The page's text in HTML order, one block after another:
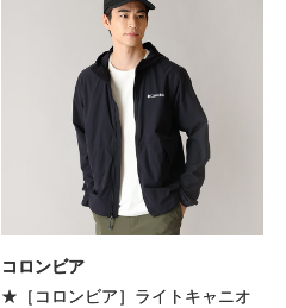
コロンビア
★［コロンビア］ライトキャニオ